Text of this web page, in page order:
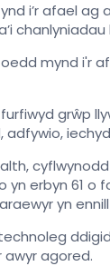
i’r afael
chanlyniadau
mynd i'r
grŵp
erbyn 61 o
yn
awyr agored.